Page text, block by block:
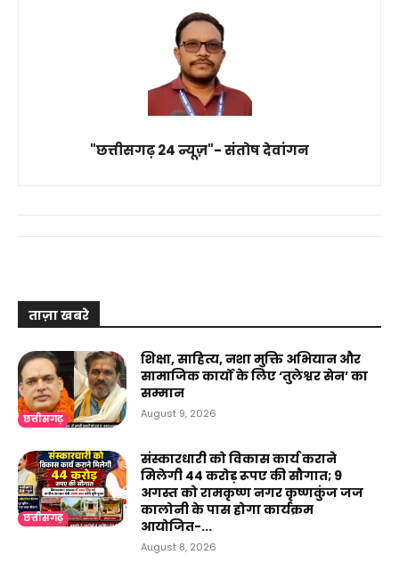
"छत्तीसगढ़ 24 न्यूज़"- संतोष देवांगन
ताज़ा खबरे
छत्तीसगढ़
शिक्षा, साहित्य, नशा मुक्ति अभियान और
सामाजिक कार्यों के लिए ‘तुलेश्वर सेन’ का
सम्मान
August 9, 2026
छत्तीसगढ़
संस्कारधारी को विकास कार्य कराने
मिलेगी 44 करोड़ रूपए की सौगात; 9
अगस्त को रामकृष्ण नगर कृष्णकुंज जज
कालोनी के पास होगा कार्यक्रम
आयोजित-...
August 8, 2026